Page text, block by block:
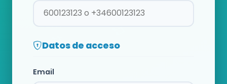
Datos de acceso
Email